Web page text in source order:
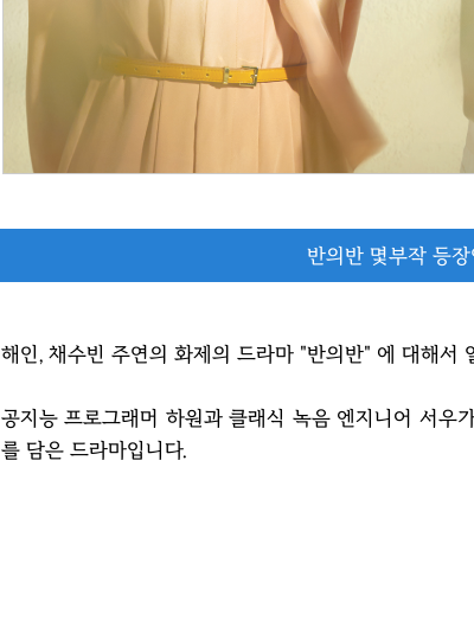
반의반 몇부작 등
인, 채수빈 주연의 화제의 드라마 "반의반" 에 대해서
지능 프로그래머 하원과 클래식 녹음 엔지니어 서우
담은 드라마입니다.